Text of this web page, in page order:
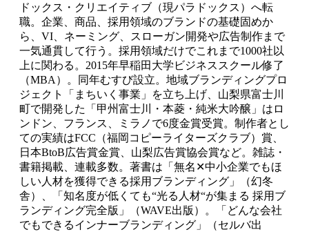
ドックス・クリエイティブ（現パラドックス）へ転
職。企業、商品、採用領域のブランドの基礎固めか
ら、VI、ネーミング、スローガン開発や広告制作まで
一気通貫して行う。採用領域だけでこれまで1000社以
上に関わる。2015年早稲田大学ビジネススクール修了
（MBA）。同年むすび設立。地域ブランディングプロ
ジェクト「まちいく事業」を立ち上げ、山梨県富士川
町で開発した「甲州富士川・本菱・純米大吟醸」はロ
ンドン、フランス、ミラノで6度金賞受賞。制作者とし
ての実績はFCC（福岡コピーライターズクラブ）賞、
日本BtoB広告賞金賞、山梨広告賞協会賞など。雑誌・
書籍掲載、連載多数。著書は「無名✕中小企業でもほ
しい人材を獲得できる採用ブランディング」（幻冬
舎）、「知名度が低くても“光る人材“が集まる 採用ブ
ランディング完全版」（WAVE出版）。「どんな会社
でもできるインナーブランディング」（セルバ出